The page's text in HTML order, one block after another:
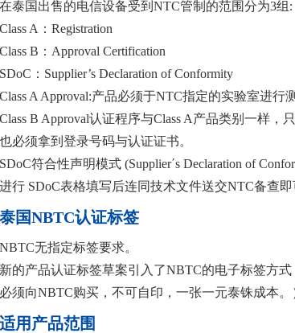
在泰国出售的电信设备受到NTC管制的范围分为3组:
Class A：Registration
Class B：Approval Certification
SDoC：Supplier’s Declaration of Conformity
Class A Approval:产品必须于NTC指定的实验室进
Class B Approval认证程序与Class A产品类别一样
也必须拿到登录号码与认证证书。
SDoC符合性声明模式 (Supplier΄s Declaration of
进行 SDoC表格填写后连同技术文件送交NTC备查即
泰国NBTC认证标签
NBTC无指定标签要求。
新的产品认证标签草案引入了NBTC的电子标签方
必须向NBTC购买，不可自印，一张一元泰铢成本。
适用产品范围